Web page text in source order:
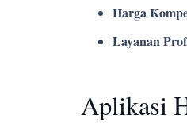
Harga
Layanan
Aplikasi